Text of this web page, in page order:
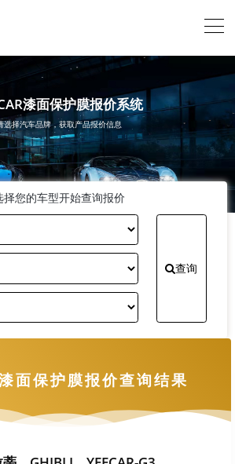
漆面保护膜报价系统
选择汽车品牌，获取产品报价信息
择您的车型开始查询报价
查询
面保护膜报价查询结果